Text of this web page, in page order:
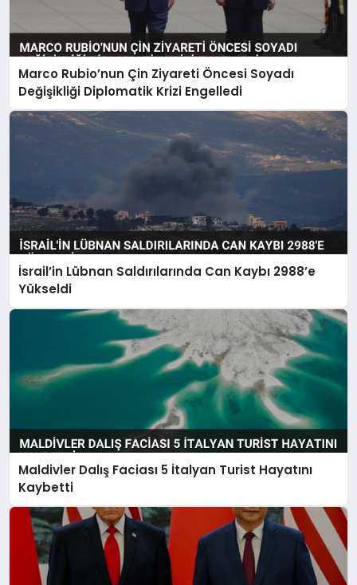
Marco Rubio’nun Çin Ziyareti Öncesi Soyadı
Değişikliği Diplomatik Krizi Engelledi
İsrail’in Lübnan Saldırılarında Can Kaybı 2988’e
Yükseldi
Maldivler Dalış Faciası 5 İtalyan Turist Hayatını
Kaybetti